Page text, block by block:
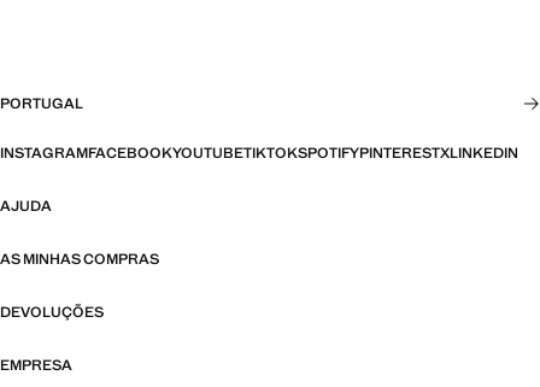
PORTUGAL
INSTAGRAMFACEBOOKYOUTUBETIKTOKSPOTIFYPINTERESTXLINKEDIN
AJUDA
AS MINHAS COMPRAS
DEVOLUÇÕES
EMPRESA